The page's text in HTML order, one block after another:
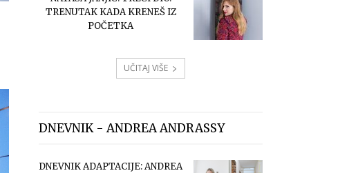
TRENUTAK KADA KRENEŠ IZ
POČETKA
UČITAJ VIŠE
DNEVNIK - ANDREA ANDRASSY
DNEVNIK ADAPTACIJE: ANDREA